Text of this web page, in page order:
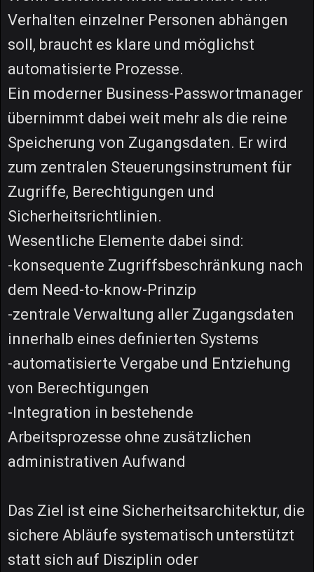
Verhalten einzelner Personen abhängen
soll, braucht es klare und möglichst
automatisierte Prozesse.
Ein moderner Business-Passwortmanager
übernimmt dabei weit mehr als die reine
Speicherung von Zugangsdaten. Er wird
zum zentralen Steuerungsinstrument für
Zugriffe, Berechtigungen und
Sicherheitsrichtlinien.
Wesentliche Elemente dabei sind:
-konsequente Zugriffsbeschränkung nach
dem Need-to-know-Prinzip
-zentrale Verwaltung aller Zugangsdaten
innerhalb eines definierten Systems
-automatisierte Vergabe und Entziehung
von Berechtigungen
-Integration in bestehende
Arbeitsprozesse ohne zusätzlichen
administrativen Aufwand
Das Ziel ist eine Sicherheitsarchitektur, die
sichere Abläufe systematisch unterstützt
statt sich auf Disziplin oder